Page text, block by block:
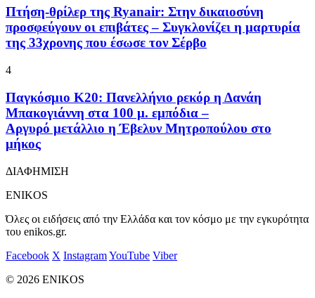
Πτήση-θρίλερ της Ryanair: Στην δικαιοσύνη
προσφεύγουν οι επιβάτες – Συγκλονίζει η μαρτυρία
της 33χρονης που έσωσε τον Σέρβο
4
Παγκόσμιο Κ20: Πανελλήνιο ρεκόρ η Δανάη
Μπακογιάννη στα 100 μ. εμπόδια –
Αργυρό μετάλλιο η Έβελυν Μητροπούλου στο
μήκος
ΔΙΑΦΗΜΙΣΗ
ENIKOS
Όλες οι ειδήσεις από την Ελλάδα και τον κόσμο με την εγκυρότητα
του enikos.gr.
Facebook X InstagramYouTube Viber
© 2026 ENIKOS